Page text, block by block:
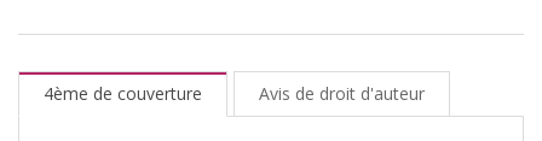
4ème de couverture Avis de droit d'auteur